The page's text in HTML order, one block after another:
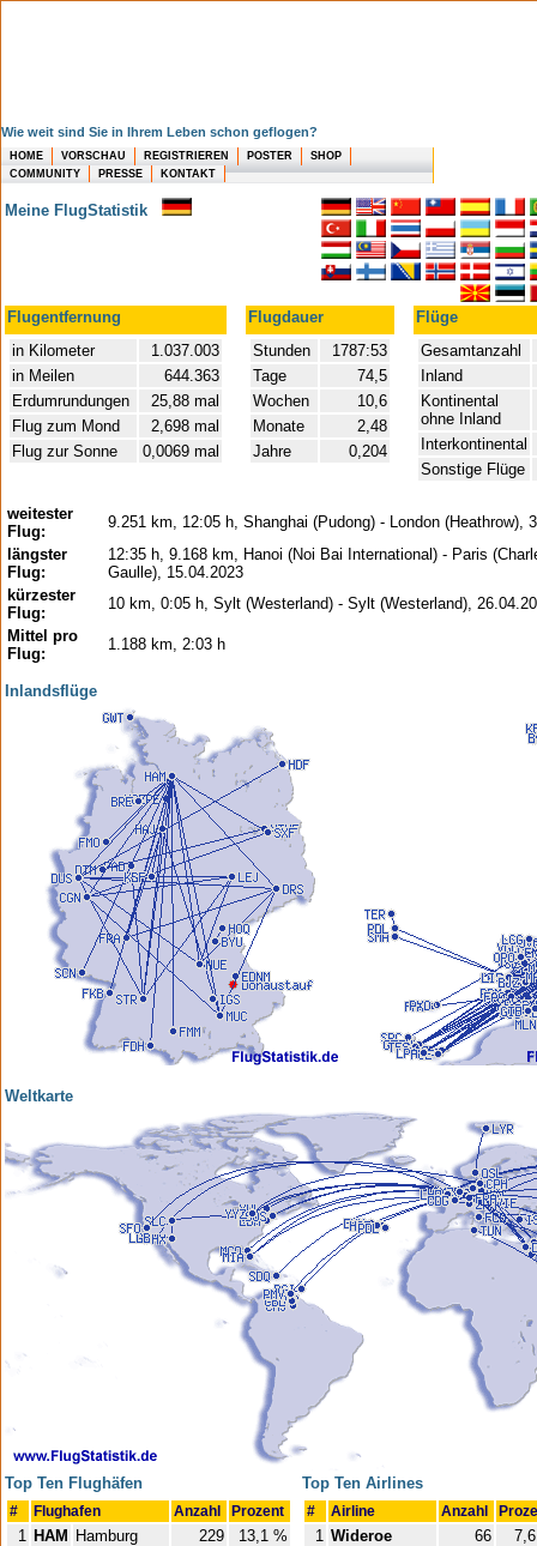
Wie weit sind Sie in Ihrem Leben schon geflogen?
HOME VORSCHAU REGISTRIEREN POSTER
SHOP
COMMUNITY
PRESSE KONTAKT
Meine FlugStatistik
Flugentfernung Flugdauer
Flüge
in Kilometer
1.037.003
in Meilen
644.363
Erdumrundungen
25,88 mal
Flug zum Mond
2,698 mal
Flug zur Sonne
0,0069 mal
Stunden
1787:53
Tage
74,5
Wochen
10,6
Monate
2,48
Jahre
0,204
Gesamtanzahl
Inland
Kontinental
ohne Inland
Interkontinental
Sonstige Flüge
weitester
Flug:
9.251 km, 12:05 h, Shanghai (Pudong) - London (Heathrow),
längster
Flug:
12:35 h, 9.168 km, Hanoi (Noi Bai International) - Paris
Gaulle), 15.04.2023
kürzester
Flug:
10 km, 0:05 h, Sylt (Westerland) - Sylt (Westerland),
Mittel pro
Flug:
1.188 km, 2:03 h
Inlandsflüge
Weltkarte
Top Ten Flughäfen
# Flughafen Anzahl Prozent
1 HAM Hamburg 229
13,1 %
Top Ten Airlines
# Airline Anzahl
1 Wideroe 66